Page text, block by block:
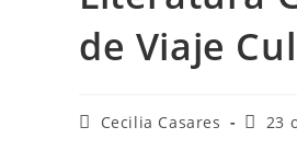
de Viaje
AutorCecilia Casares 23